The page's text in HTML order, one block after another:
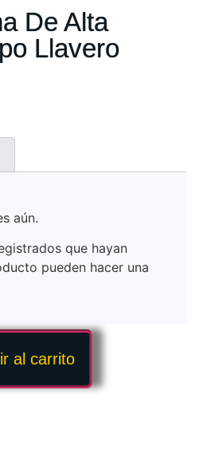
De Alta
Llavero
aún.
que hayan
pueden hacer una
al carrito